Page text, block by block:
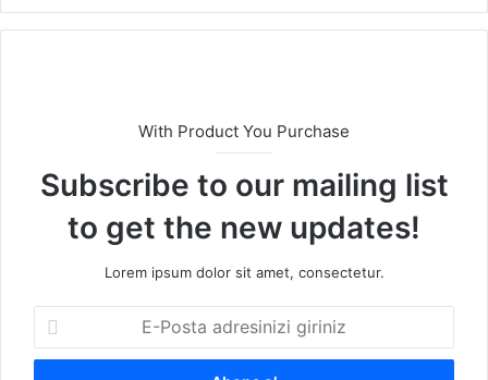
sit
With Product You Purchase
Subscribe to our mailing list
to get the new updates!
Lorem ipsum dolor sit amet, consectetur.
P